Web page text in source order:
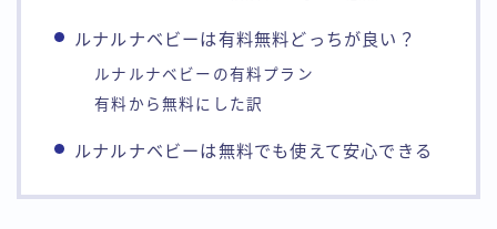
ルナルナベビーは有料無料どっちが良い？
ルナルナベビーの有料プラン
有料から無料にした訳
ルナルナベビーは無料でも使えて安心できる